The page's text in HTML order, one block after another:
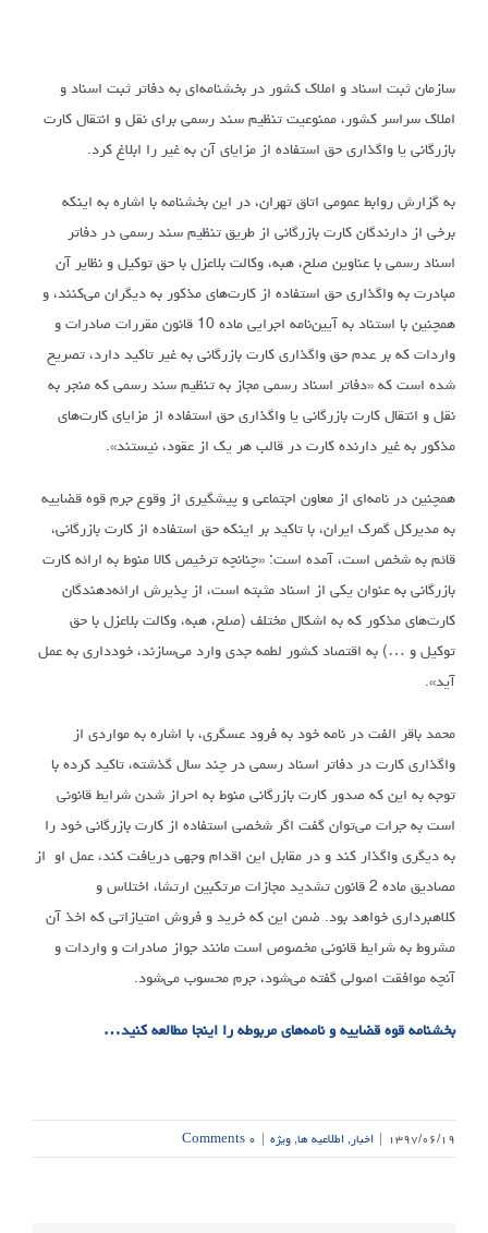
سازمان ثبت اسناد و املاک کشور در بخشنامه‌ای به دفاتر ثبت اسناد و
املاک سراسر کشور، ممنوعیت تنظیم سند رسمی برای نقل و انتقال کارت
بازرگانی یا واگذاری حق استفاده از مزایای آن به غیر را ابلاغ کرد.
به گزارش روابط عمومی اتاق تهران، در این بخشنامه با اشاره به اینکه
برخی از دارندگان کارت بازرگانی از طریق تنظیم سند رسمی در دفاتر
اسناد رسمی با عناوین صلح، هبه، وکالت بلاعزل با حق توکیل و نظایر آن
مبادرت به واگذاری حق استفاده از کارت‌های مذکور به دیگران می‌کنند، و
همچنین با استناد به آیین‌نامه اجرایی ماده 10 قانون مقررات صادرات و
واردات که بر عدم حق واگذاری کارت بازرگانی به غیر تاکید دارد، تصریح
شده است که «دفاتر اسناد رسمی مجاز به تنظیم سند رسمی که منجر به
نقل و انتقال کارت بازرگانی یا واگذاری حق استفاده از مزایای کارت‌های
مذکور به غیر دارنده کارت در قالب هر یک از عقود، نیستند».
همچنین در نامه‌ای از معاون اجتماعی و پیشگیری از وقوع جرم قوه قضاییه
به مدیرکل گمرک ایران، با تاکید بر اینکه حق استفاده از کارت بازرگانی،
قائم به شخص است، آمده است: «چنانچه ترخیص کالا منوط به ارائه کارت
بازرگانی به عنوان یکی از اسناد مثبته است، از پذیرش ارائه‌دهندگان
کارت‌های مذکور که به اشکال مختلف (صلح، هبه، وکالت بلاعزل با حق
توکیل و …) به اقتصاد کشور لطمه جدی وارد می‌سازند، خودداری به عمل
آید».
محمد باقر الفت در نامه خود به فرود عسگری، با اشاره به مواردی از
واگذاری کارت در دفاتر اسناد رسمی در چند سال گذشته، تاکید کرده با
توجه به این که صدور کارت بازرگانی منوط به احراز شدن شرایط قانونی
است به جرات می‌توان گفت اگر شخصی استفاده از کارت بازرگانی خود را
به دیگری واگذار کند و در مقابل این اقدام وجهی دریافت کند، عمل او از
مصادیق ماده 2 قانون تشدید مجازات مرتکبین ارتشا، اختلاس و
کلاهبرداری خواهد بود. ضمن این که خرید و فروش امتیازاتی که اخذ آن
مشروط به شرایط قانونی مخصوص است مانند جواز صادرات و واردات و
آنچه موافقت اصولی گفته می‌شود، جرم محسوب می‌شود.
بخشنامه قوه قضاییه و نامه‌های مربوطه را اینجا مطالعه کنید…
۱۳۹۷/۰۶/۱۹ | اخبار,اطلاعیه ها,ویژه | ۰ Comments